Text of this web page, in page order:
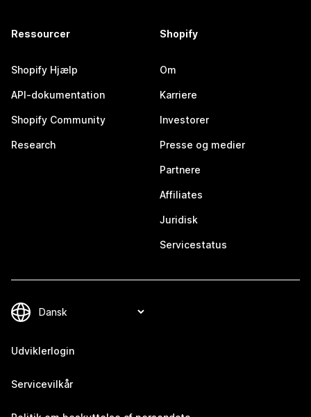
Ressourcer
Shopify Hjælp
API-dokumentation
Shopify Community
Research
Shopify
Om
Karriere
Investorer
Presse og medier
Partnere
Affiliates
Juridisk
Servicestatus
Udviklerlogin
Servicevilkår